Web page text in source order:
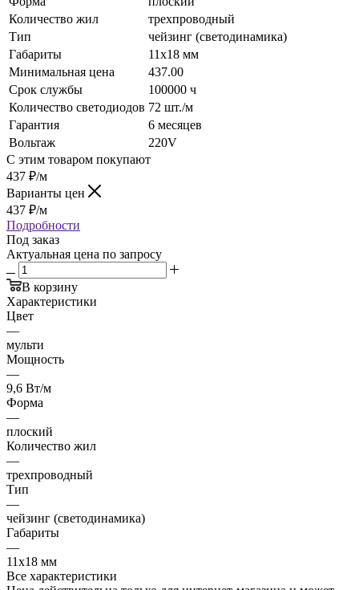
Количество жил
трехпроводный
Тип
чейзинг (светодинамика)
Габариты
11х18 мм
Минимальная цена
437.00
Срок службы
100000 ч
Количество светодиодов 72 шт./м
Гарантия
6 месяцев
Вольтаж
220V
С этим товаром покупают
437 ₽/м
Варианты цен
437 ₽/м
Подробности
Под заказ
Актуальная цена по запросу
В корзину
Характеристики
Цвет
—
мульти
Мощность
—
9,6 Вт/м
Форма
—
плоский
Количество жил
—
трехпроводный
Тип
—
чейзинг (светодинамика)
Габариты
—
11х18 мм
Все характеристики